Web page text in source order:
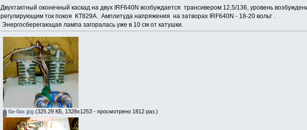
Двухтактный оконечный каскад на двух IRF640N возбуждается трансивером 12,5/136, уровень
регулирующим ток покоя КТ829А. Амплитуда напряжения на затворах IRF640N - 18-20 вольт .
Энергосберегающая лампа загоралась уже в 10 см от катушки.
ба-бах.jpg (325.29 КБ, 1328x1253 - просмотрено 1812 раз.)